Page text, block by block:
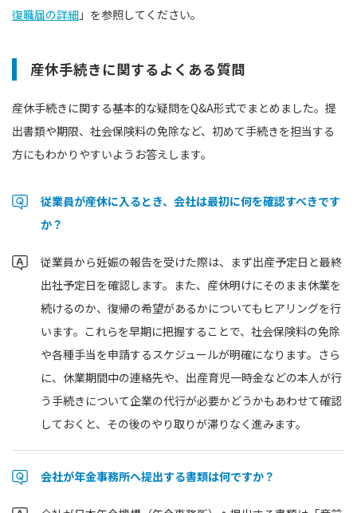
復職届の詳細 」を参照してください。
産休手続きに関するよくある質問
産休手続きに関する基本的な疑問をQ&A形式でまとめました。提
出書類や期限、社会保険料の免除など、初めて手続きを担当する
方にもわかりやすいようお答えします。
従業員が産休に入るとき、会社は最初に何を確認すべきです
か？
従業員から妊娠の報告を受けた際は、まず出産予定日と最終
出社予定日を確認します。また、産休明けにそのまま休業を
続けるのか、復帰の希望があるかについてもヒアリングを行
います。これらを早期に把握することで、社会保険料の免除
や各種手当を申請するスケジュールが明確になります。さら
に、休業期間中の連絡先や、出産育児一時金などの本人が行
う手続きについて企業の代行が必要かどうかもあわせて確認
しておくと、その後のやり取りが滞りなく進みます。
会社が年金事務所へ提出する書類は何ですか？